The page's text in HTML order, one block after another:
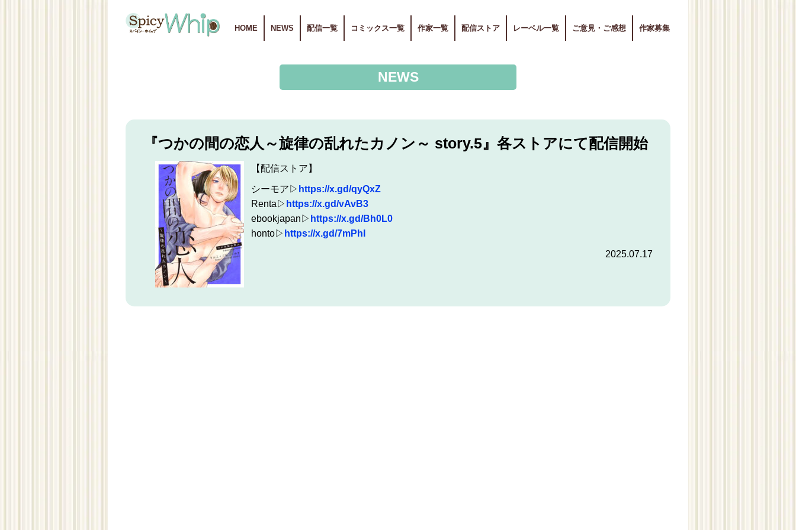
HOME NEWS 配信一覧 コミックス一覧 作家一覧 配信ストア レーベル一覧 ご意見・ご感想 作家募集
NEWS
『つかの間の恋人～旋律の乱れたカノン～ story.5』各ストアにて配信開始
【配信ストア】
シーモア▷ https://x.gd/qyQxZ
Renta▷ https://x.gd/vAvB3
ebookjapan▷ https://x.gd/Bh0L0
honto▷ https://x.gd/7mPhI
2025.07.17